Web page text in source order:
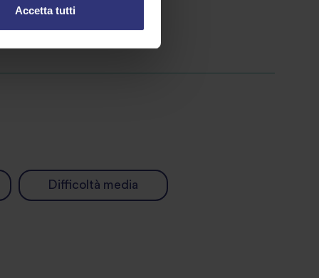
Accetta tutti
Difficoltà media